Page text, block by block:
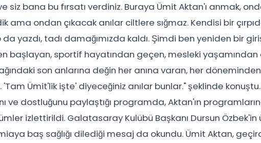
siz bana bu fırsatı verdiniz. Buraya Ümit Aktan'ı anmak,
ama ondan çıkacak anılar ciltlere sığmaz. Kendisi bir
da yazdı, tadı damağımızda kaldı. Şimdi ben yeniden bir
başlayan, sportif hayatından geçen, mesleki
son anlarına değin her anına varan, her
'Tam Ümit'lik işte' diyeceğiniz anılar bunlar." şeklinde
ve dostluğunu paylaştığı programda, Aktan'ın
izlettirildi. Galatasaray Kulübü Başkanı Dursun Özbek'in
baş sağlığı dilediği mesaj da okundu. Ümit Aktan,